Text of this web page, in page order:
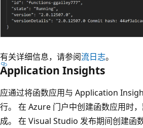
有关详细信息，请参阅流日志。
Application Insights
应通过将函数应用与 Application
行。 在 Azure 门户中创建函数应用时
成。 在 Visual Studio 发布期间创建函